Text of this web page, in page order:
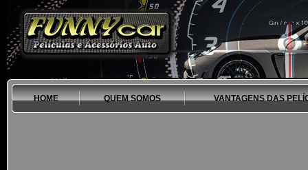
HOME QUEM SOMOS VANTAGENS DAS